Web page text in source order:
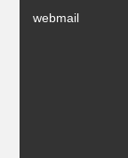
webmail